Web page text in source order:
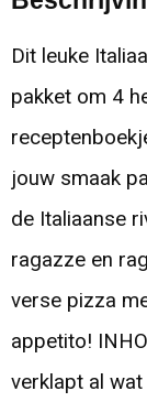
Dit leuke
pakket om 4
jouw smaak
de Italiaanse
ragazze en
verse pizza
appetito!
verklapt al